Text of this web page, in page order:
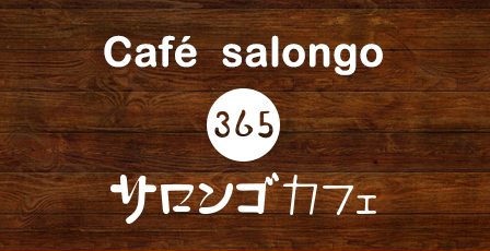
人形町の『365(サロンゴ)カフ
ェ』よりお知らせ
人形町の音楽カフェ『365カフェ』より
最新情報をお届けします。